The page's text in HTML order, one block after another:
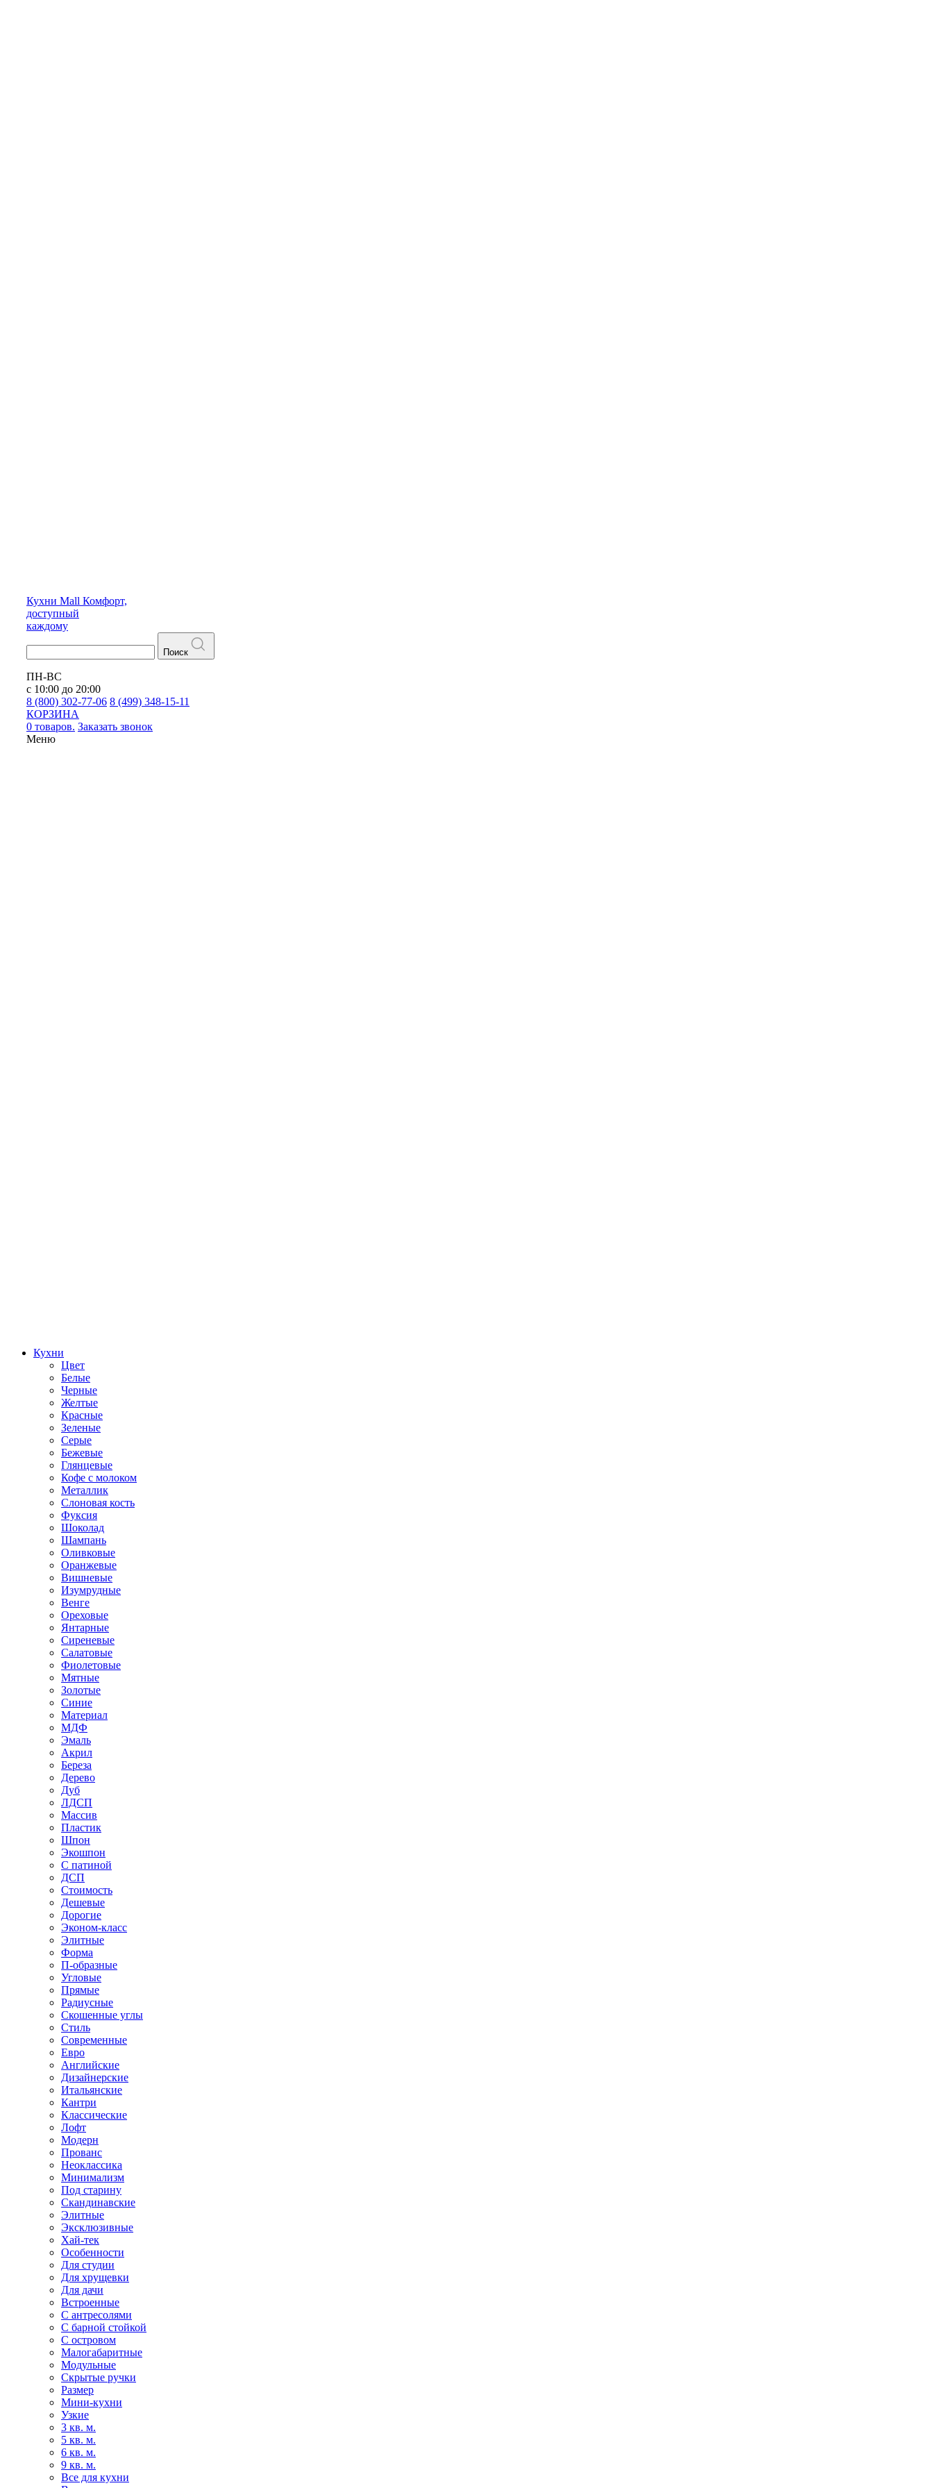
Кухни Mall Комфорт,
доступный
каждому
Поиск
ПН-ВС
с 10:00 до 20:00
8 (800) 302-77-06 8 (499) 348-15-11
КОРЗИНА
0 товаров. Заказать звонок
Меню
Кухни
Цвет
Белые
Черные
Желтые
Красные
Зеленые
Серые
Бежевые
Глянцевые
Кофе с молоком
Металлик
Слоновая кость
Фуксия
Шоколад
Шампань
Оливковые
Оранжевые
Вишневые
Изумрудные
Венге
Ореховые
Янтарные
Сиреневые
Салатовые
Фиолетовые
Мятные
Золотые
Синие
Материал
МДФ
Эмаль
Акрил
Береза
Дерево
Дуб
ЛДСП
Массив
Пластик
Шпон
Экошпон
С патиной
ДСП
Стоимость
Дешевые
Дорогие
Эконом-класс
Элитные
Форма
П-образные
Угловые
Прямые
Радиусные
Скошенные углы
Стиль
Современные
Евро
Английские
Дизайнерские
Итальянские
Кантри
Классические
Лофт
Модерн
Прованс
Неоклассика
Минимализм
Под старину
Скандинавские
Элитные
Эксклюзивные
Хай-тек
Особенности
Для студии
Для хрущевки
Для дачи
Встроенные
С антресолями
С барной стойкой
С островом
Малогабаритные
Модульные
Скрытые ручки
Размер
Мини-кухни
Узкие
3 кв. м.
5 кв. м.
6 кв. м.
9 кв. м.
Все для кухни